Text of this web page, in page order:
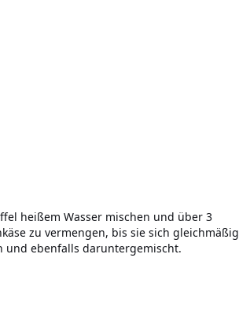
heißem Wasser mischen und über 3
zu vermengen, bis sie sich gleichmäßig
und ebenfalls daruntergemischt.